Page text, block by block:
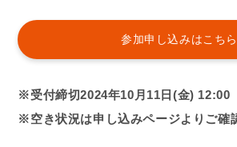
参加申し込みはこちら
※受付締切2024年10月11日(金) 12:00
※空き状況は申し込みページよりご確